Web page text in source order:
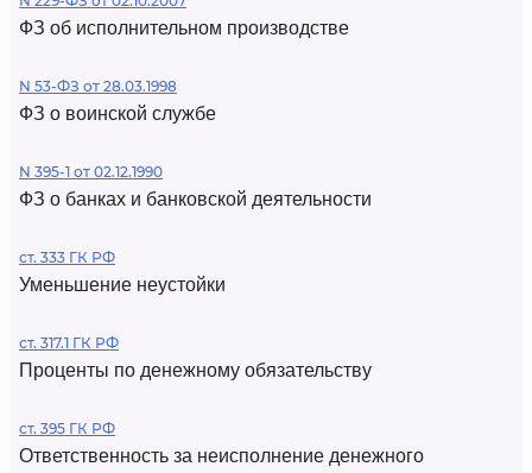
ФЗ об исполнительном производстве
N 53-ФЗ от 28.03.1998
ФЗ о воинской службе
N 395-1 от 02.12.1990
ФЗ о банках и банковской деятельности
ст. 333 ГК РФ
Уменьшение неустойки
ст. 317.1 ГК РФ
Проценты по денежному обязательству
ст. 395 ГК РФ
Ответственность за неисполнение денежного